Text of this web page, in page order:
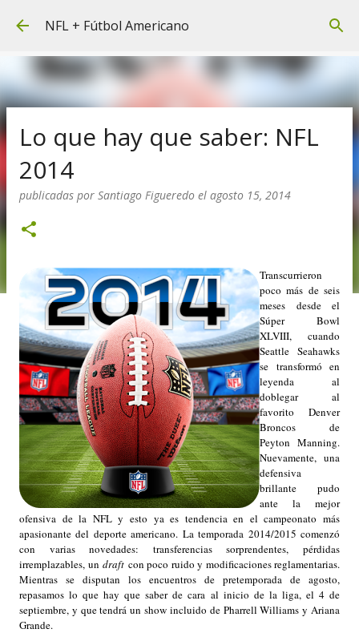
Ir al contenido principal
NFL + Fútbol Americano
Lo que hay que saber: NFL
2014
publicadas por Santiago Figueredo el agosto 15, 2014
Transcurrieron
poco más de seis
meses desde el
Súper Bowl
XLVIII, cuando
Seattle Seahawks
se transformó en
leyenda al
doblegar al
favorito Denver
Broncos de
Peyton Manning.
Nuevamente, una
defensiva
brillante pudo
ante la mejor
ofensiva de la NFL y esto ya es tendencia en el campeonato más
apasionante del deporte americano. La temporada 2014/2015 comenzó
con varias novedades: transferencias sorprendentes, pérdidas
irremplazables, un draft con poco ruido y modificaciones reglamentarias.
Mientras se disputan los encuentros de pretemporada de agosto,
repasamos lo que hay que saber de cara al inicio de la liga, el 4 de
septiembre, y que tendrá un show incluido de Pharrell Williams y Ariana
Grande.